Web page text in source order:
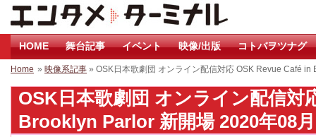
HOME 舞台記事 イベント 映像/出版 コトバヲツナグ
Home » 映像系記事 » OSK日本歌劇団 オンライン配信対応 OSK Revue Café in
OSK日本歌劇団 オンライン配信対
Brooklyn Parlor 新開場 2020年08月